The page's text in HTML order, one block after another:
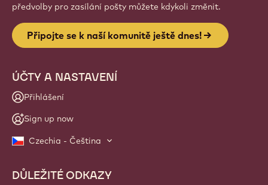
předvolby pro zasílání pošty můžete kdykoli změnit.
Připojte se k naší komunitě ještě dnes!
ÚČTY A NASTAVENÍ
Přihlášení
Sign up now
Czechia - Čeština
Footer
DŮLEŽITÉ ODKAZY